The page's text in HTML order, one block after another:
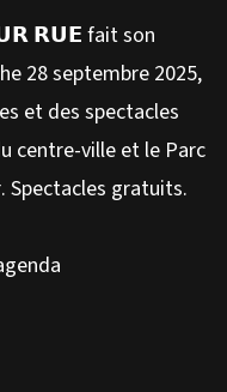
𝗥𝗨𝗘 fait son
28 septembre 2025,
et des spectacles
centre-ville et le Parc
Spectacles gratuits.